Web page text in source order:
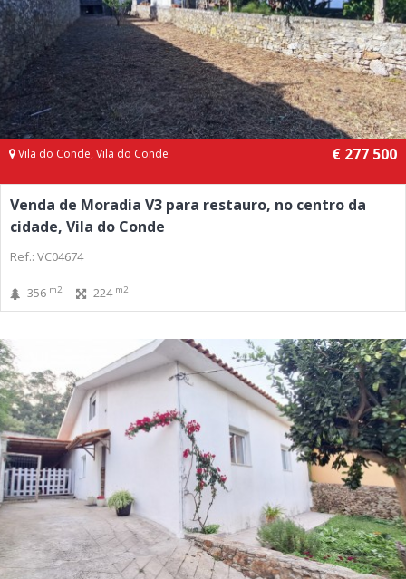
Vila do Conde, Vila do Conde € 277 500
Venda de Moradia V3 para restauro, no centro da
cidade, Vila do Conde
Ref.: VC04674
356 m2 224 m2